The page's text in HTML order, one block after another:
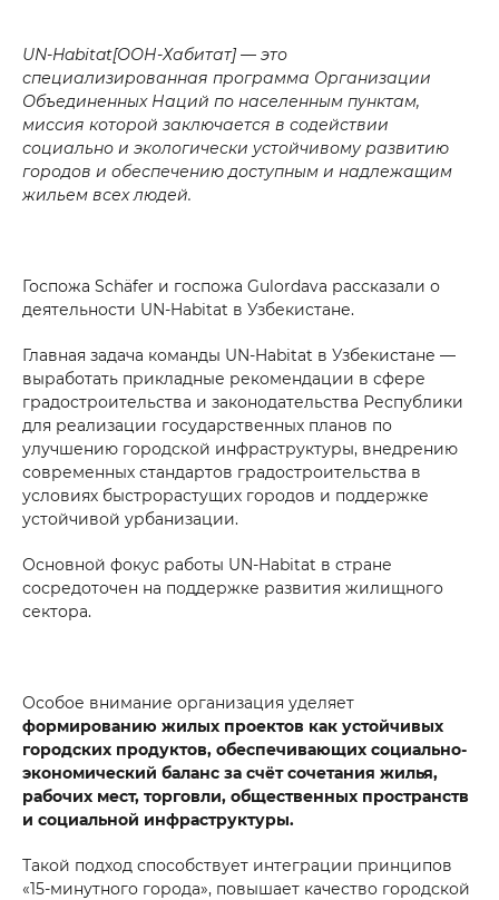
UN-Habitat[ООН-Хабитат] — это
специализированная программа Организации
Объединенных Наций по населенным пунктам,
миссия которой заключается в содействии
социально и экологически устойчивому развитию
городов и обеспечению доступным и надлежащим
жильем всех людей.
Госпожа Schäfer и госпожа Gulordava рассказали о
деятельности UN-Habitat в Узбекистане.
Главная задача команды UN-Habitat в Узбекистане —
выработать прикладные рекомендации в сфере
градостроительства и законодательства Республики
для реализации государственных планов по
улучшению городской инфраструктуры, внедрению
современных стандартов градостроительства в
условиях быстрорастущих городов и поддержке
устойчивой урбанизации.
Основной фокус работы UN-Habitat в стране
сосредоточен на поддержке развития жилищного
сектора.
Особое внимание организация уделяет
формированию жилых проектов как устойчивых
городских продуктов, обеспечивающих социально-
экономический баланс за счёт сочетания жилья,
рабочих мест, торговли, общественных пространств
и социальной инфраструктуры.
Такой подход способствует интеграции принципов
«15-минутного города», повышает качество городской
Sizning xabaringiz